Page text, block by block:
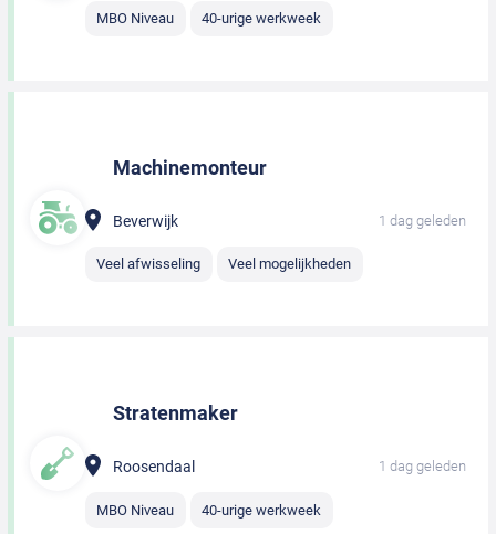
MBO Niveau 40-urige werkweek
Machinemonteur
Beverwijk 1 dag geleden
Veel afwisseling Veel mogelijkheden
Stratenmaker
Roosendaal 1 dag geleden
MBO Niveau 40-urige werkweek